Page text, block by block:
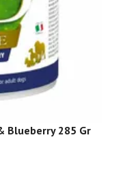
Blueberry 285 Gr